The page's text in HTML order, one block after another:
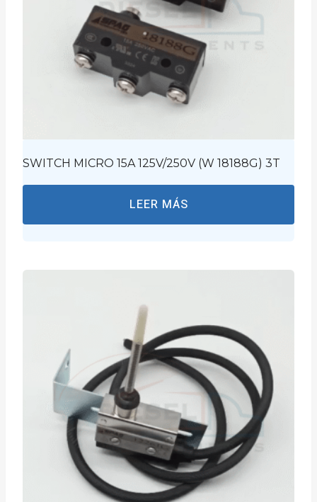
SWITCH MICRO 15A 125V/250V (W 18188G) 3T
LEER MÁS